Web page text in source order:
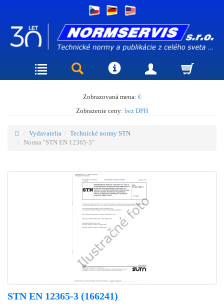
Zobrazovaná mena: €
Zobrazenie ceny: bez DPH
Vydavatelia
Technické normy STN
Norma "STN EN 12365-3"
STN EN 12365-3 (166241)